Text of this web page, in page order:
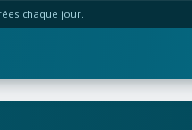
chaque jour.